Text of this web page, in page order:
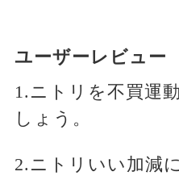
ユーザーレビュー
1.ニトリを不買運
しょう。
2.ニトリいい加減